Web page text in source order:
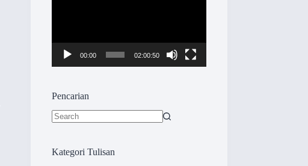
00:00 02:00:50
Pencarian
Kategori Tulisan